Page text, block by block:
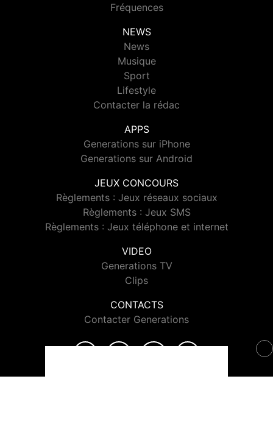
Fréquences
NEWS
News
Musique
Sport
Lifestyle
Contacter la rédac
APPS
Generations sur iPhone
Generations sur Android
JEUX CONCOURS
Règlements : Jeux réseaux sociaux
Règlements : Jeux SMS
Règlements : Jeux téléphone et internet
VIDEO
Generations TV
Clips
CONTACTS
Contacter Generations